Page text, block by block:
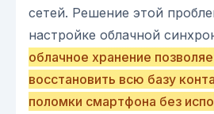
сетей. Решение этой
настройке облачной
облачное хранение
восстановить всю базу
поломки смартфона без